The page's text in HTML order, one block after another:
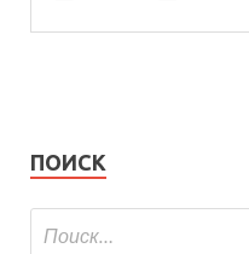
ПОИСК